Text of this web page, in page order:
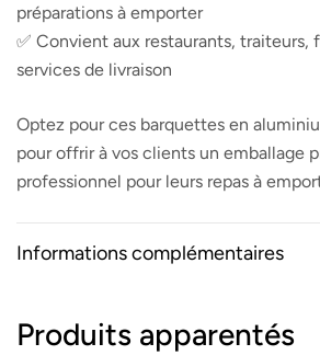
préparations à emporter
✅ Convient aux restaurants, traiteurs,
services de livraison
Optez pour ces barquettes en
pour offrir à vos clients un emballage
professionnel pour leurs repas à
Informations complémentaires
Produits apparentés